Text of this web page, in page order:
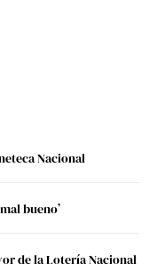
Nacional
bueno’
de la Lotería Nacional